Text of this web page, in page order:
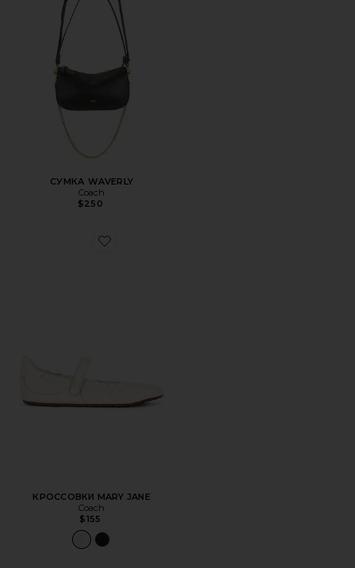
СУМКА WAVERLY
Coach
$250
Favorite КРОССОВКИ MARY JANE
КРОССОВКИ MARY JANE
Coach
$155